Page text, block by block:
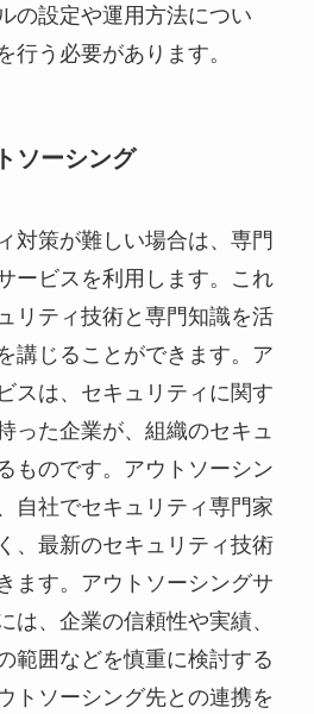
の設定や運用方法につい
行う必要があります。
ソーシング
対策が難しい場合は、専門
ービスを利用します。これ
リティ技術と専門知識を活
講じることができます。ア
スは、セキュリティに関す
った企業が、組織のセキュ
ものです。アウトソーシン
自社でセキュリティ専門家
、最新のセキュリティ技術
ます。アウトソーシングサ
は、企業の信頼性や実績、
範囲などを慎重に検討する
トソーシング先との連携を